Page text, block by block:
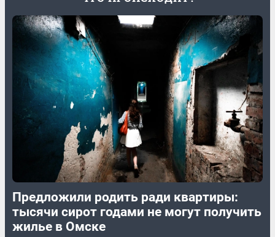
Предложили родить ради квартиры:
тысячи сирот годами не могут получить
жилье в Омске